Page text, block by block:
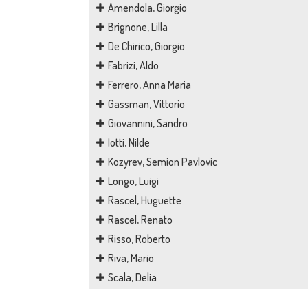
Amendola, Giorgio
Brignone, Lilla
De Chirico, Giorgio
Fabrizi, Aldo
Ferrero, Anna Maria
Gassman, Vittorio
Giovannini, Sandro
Iotti, Nilde
Kozyrev, Semion Pavlovic
Longo, Luigi
Rascel, Huguette
Rascel, Renato
Risso, Roberto
Riva, Mario
Scala, Delia